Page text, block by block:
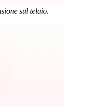
sul telaio.